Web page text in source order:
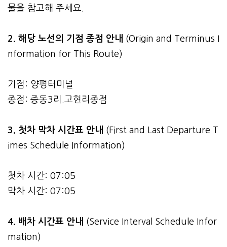
물을 참고해 주세요.
2. 해당 노선의 기점 종점 안내 (Origin and Terminus I
nformation for This Route)
기점: 양평터미널
종점: 증동3리.고현리종점
3. 첫차 막차 시간표 안내 (First and Last Departure T
imes Schedule Information)
첫차 시간: 07:05
막차 시간: 07:05
4. 배차 시간표 안내 (Service Interval Schedule Infor
mation)